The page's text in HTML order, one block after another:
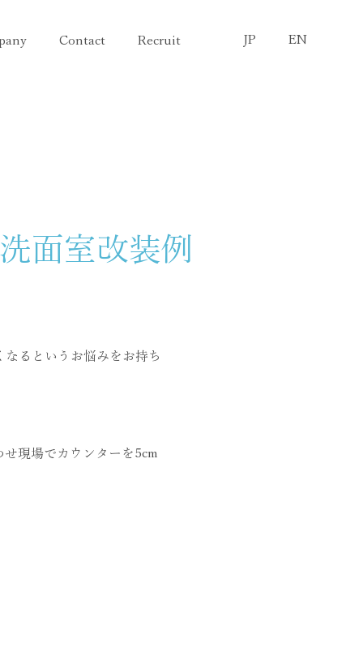
JP EN
Contact Recruit
面室改装例
るというお悩みをお持ち
現場でカウンターを5cm